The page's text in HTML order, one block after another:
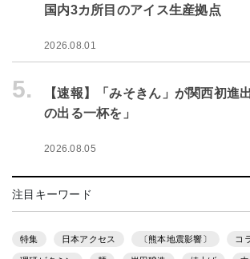
国内3カ所目のアイス生産拠点
2026.08.01
5.
【速報】「みそきん」が関西初
の出る一杯を」
2026.08.05
注目キーワード
特集 日本アクセス 〔熊本地震影響〕 コ